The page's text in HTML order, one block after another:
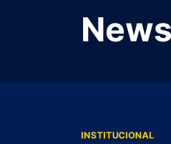
INSTITUCIONAL